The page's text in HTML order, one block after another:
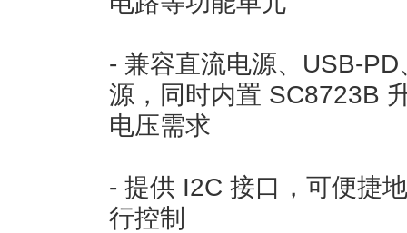
- 兼容直流电源、USB-
源，同时内置 SC8723B
电压需求
- 提供 I2C 接口，可便捷
行控制